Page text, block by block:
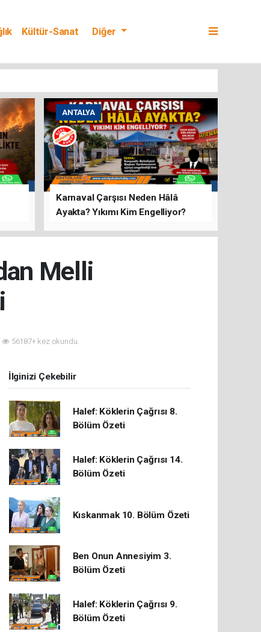
Kültür-Sanat
Diğer
ANTALYA
Karnaval Çarşısı Neden Hâlâ
Ayakta? Yıkımı Kim Engelliyor?
Melli
56187+ kez okundu.
İlginizi Çekebilir
Halef: Köklerin Çağrısı 8.
Bölüm Özeti
Halef: Köklerin Çağrısı 14.
Bölüm Özeti
Kıskanmak 10. Bölüm Özeti
Ben Onun Annesiyim 3.
Bölüm Özeti
Halef: Köklerin Çağrısı 9.
Bölüm Özeti